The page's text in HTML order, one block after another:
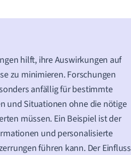
hilft, ihre Auswirkungen auf
zu minimieren. Forschungen
anfällig für bestimmte
und Situationen ohne die nötige
müssen. Ein Beispiel ist der
und personalisierte
führen kann. Der Einfluss